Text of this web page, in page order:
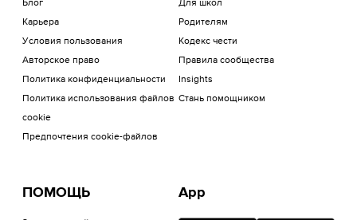
Блог
Карьера
Условия пользования
Авторское право
Политика конфиденциальности
Политика использования файлов
cookie
Предпочтения cookie-файлов
Для школ
Родителям
Кодекс чести
Правила сообщества
Insights
Стань помощником
ПОМОЩЬ App